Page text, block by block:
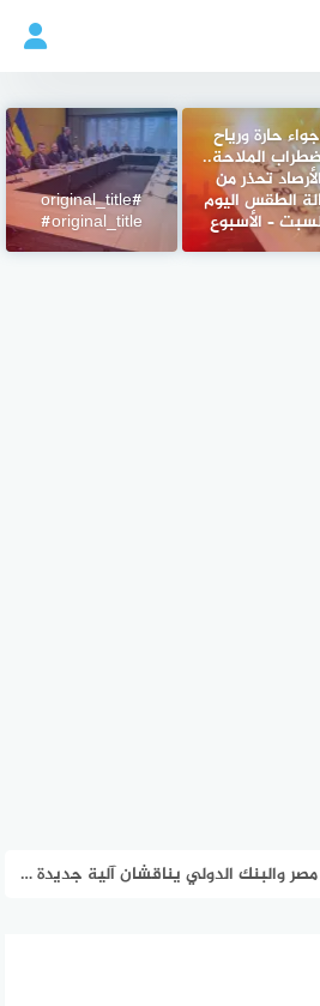
حارة ورياح
الملاحة..
الأرصاد تحذر من
الطقس اليوم
– الأسبوع
#original_title
#original_title
مصر والبنك الدولي يناقشان آلية جديدة لتمويل وضمان مشروعات البنية التحتية – الأسبوع